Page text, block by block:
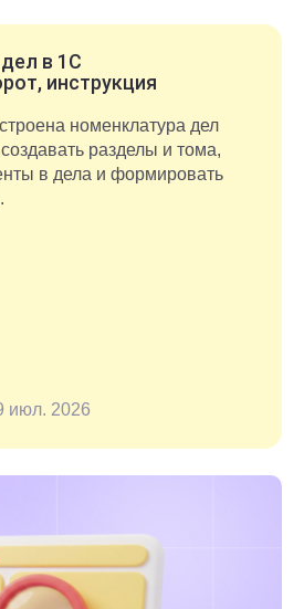
в 1С
инструкция
номенклатура дел
разделы и тома,
в дела и формировать
июл. 2026